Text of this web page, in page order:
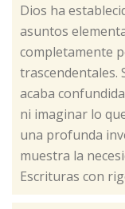
Dios ha
asuntos
completamente
trascendentales.
acaba
ni imaginar lo
una profunda
muestra la
Escrituras con